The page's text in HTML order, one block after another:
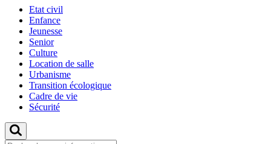
Etat civil
Enfance
Jeunesse
Senior
Culture
Location de salle
Urbanisme
Transition écologique
Cadre de vie
Sécurité